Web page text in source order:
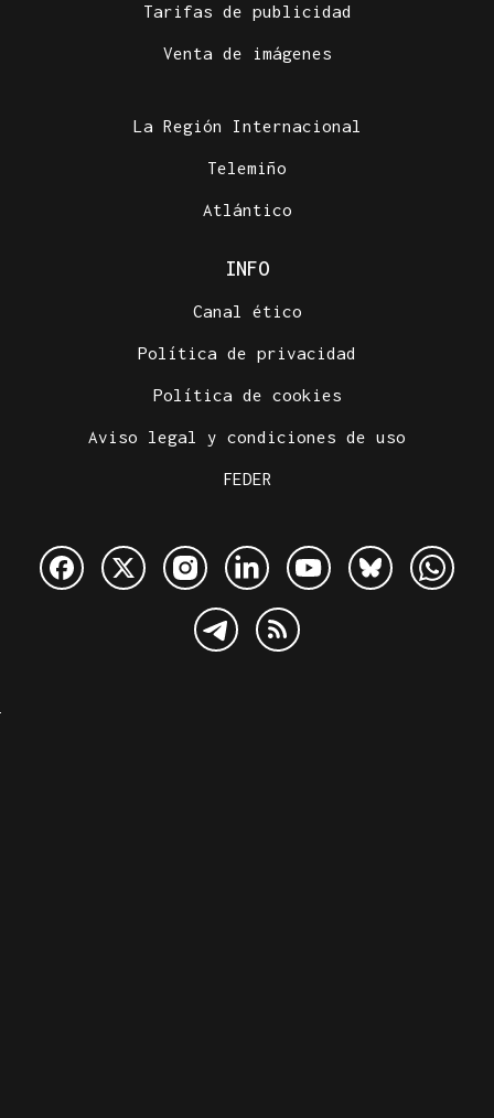
Tarifas de publicidad
Venta de imágenes
La Región Internacional
Telemiño
Atlántico
INFO
Canal ético
Política de privacidad
Política de cookies
Aviso legal y condiciones de uso
FEDER